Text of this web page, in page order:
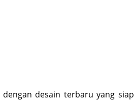
dengan desain terbaru yang siap